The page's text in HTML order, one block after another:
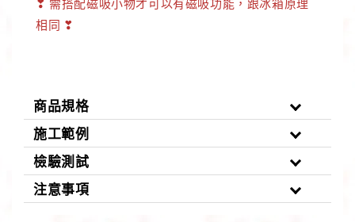
相同 ❣
商品規格
施工範例
檢驗測試
注意事項